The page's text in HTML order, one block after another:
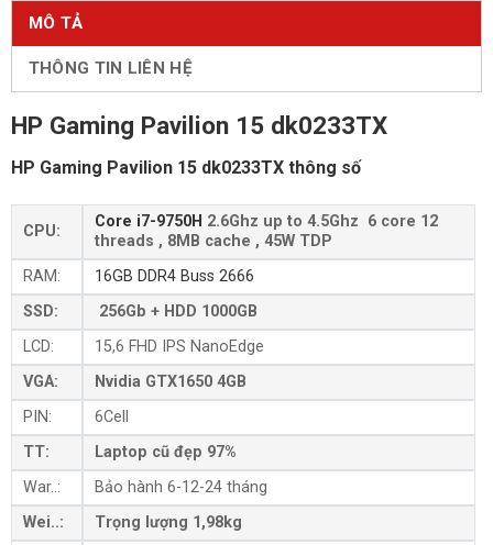
MÔ TẢ
THÔNG TIN LIÊN HỆ
HP Gaming Pavilion 15 dk0233TX
HP Gaming Pavilion 15 dk0233TX thông số
CPU:
Core i7-9750H 2.6Ghz up to 4.5Ghz 6 core 12
threads , 8MB cache , 45W TDP
RAM:
16GB DDR4 Buss 2666
SSD:
256Gb + HDD 1000GB
LCD:
15,6 FHD IPS NanoEdge
VGA:
Nvidia GTX1650 4GB
PIN:
6Cell
TT:
Laptop cũ đẹp 97%
War..:
Bảo hành 6-12-24 tháng
Wei..:
Trọng lượng 1,98kg